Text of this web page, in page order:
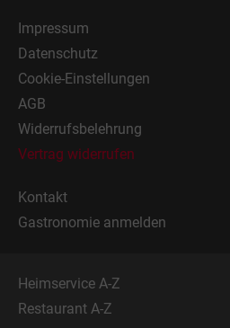
Impressum
Datenschutz
Cookie-Einstellungen
AGB
Widerrufsbelehrung
Vertrag widerrufen
Kontakt
Gastronomie anmelden
Heimservice A-Z
Restaurant A-Z